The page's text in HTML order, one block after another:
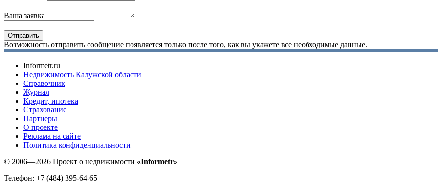
Ваша заявка
Возможность отправить сообщение появляется только после того, как вы укажете все необходимые данные.
Informetr.ru
Недвижимость Калужской области
Справочник
Журнал
Кредит, ипотека
Страхование
Партнеры
O проекте
Реклама на сайте
Политика конфиденциальности
© 2006—2026 Проект о недвижимости «Informetr»
Телефон: +7 (484) 395-64-65